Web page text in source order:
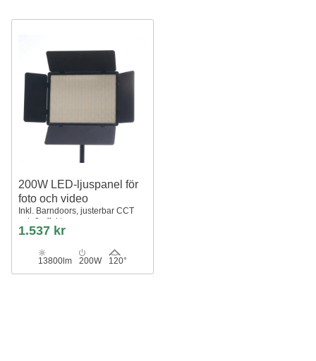
200W LED-ljuspanel för
foto och video
Inkl. Barndoors, justerbar CCT
och 8 effekter
1.537 kr
13800lm 200W 120°